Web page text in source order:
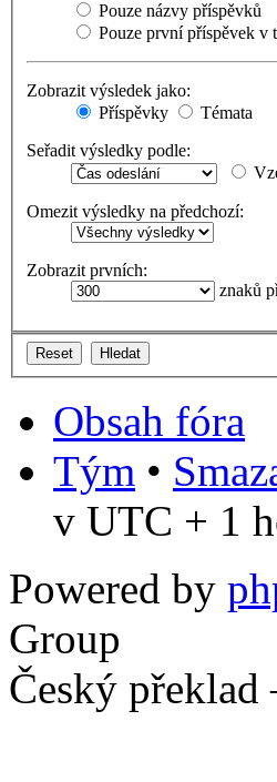
Pouze názvy příspěvků
Pouze první příspěvek v
Zobrazit výsledek jako:
Příspěvky
Témata
Seřadit výsledky podle:
Omezit výsledky na předchozí:
Zobrazit prvních:
znaků
Obsah fóra
Tým •
v UTC + 1
Powered by
Group
Český překlad